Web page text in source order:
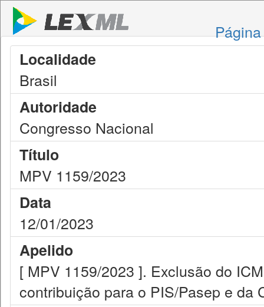
Localidade
Brasil
Autoridade
Congresso Nacional
Título
MPV 1159/2023
Data
12/01/2023
Apelido
[ MPV 1159/2023 ]. Exclusão do
contribuição para o PIS/Pasep e da